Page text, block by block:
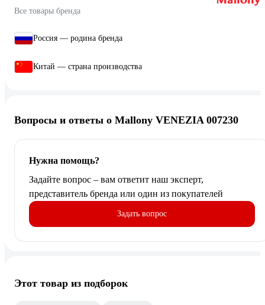
Все товары бренда
Россия — родина бренда
Китай — страна производства
Вопросы и ответы о Mallony VENEZIA 007230
Нужна помощь?
Задайте вопрос – вам ответит наш эксперт,
представитель бренда или один из покупателей
Задать вопрос
Этот товар из подборок